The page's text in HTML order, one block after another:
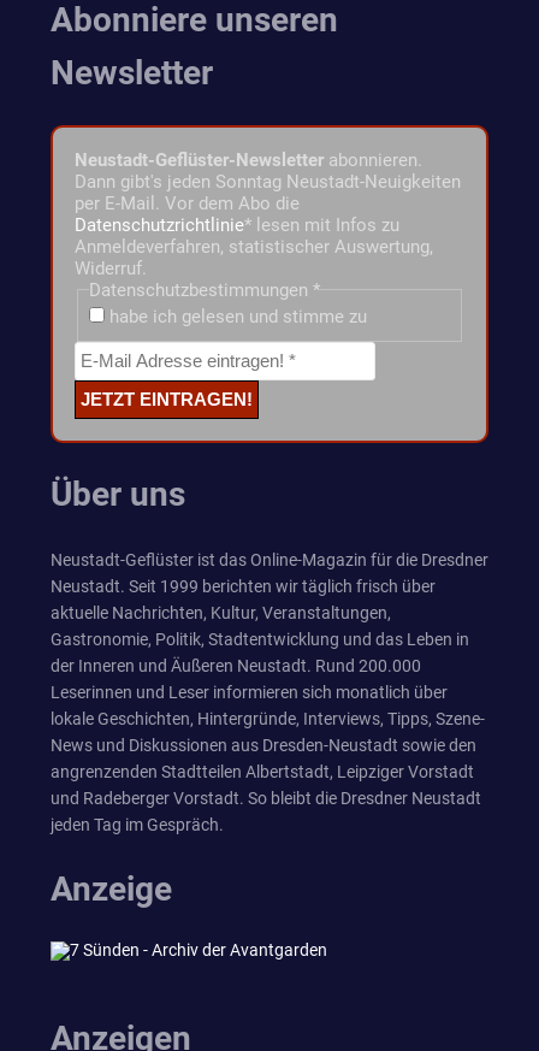
Abonniere unseren
Newsletter
Neustadt-Geflüster-Newsletter abonnieren.
Dann gibt's jeden Sonntag Neustadt-Neuigkeiten
per E-Mail. Vor dem Abo die
Datenschutzrichtlinie* lesen mit Infos zu
Anmeldeverfahren, statistischer Auswertung,
Widerruf.
Datenschutzbestimmungen *
habe ich gelesen und stimme zu
Über uns
Neustadt-Geflüster ist das Online-Magazin für die Dresdner
Neustadt. Seit 1999 berichten wir täglich frisch über
aktuelle Nachrichten, Kultur, Veranstaltungen,
Gastronomie, Politik, Stadtentwicklung und das Leben in
der Inneren und Äußeren Neustadt. Rund 200.000
Leserinnen und Leser informieren sich monatlich über
lokale Geschichten, Hintergründe, Interviews, Tipps, Szene-
News und Diskussionen aus Dresden-Neustadt sowie den
angrenzenden Stadtteilen Albertstadt, Leipziger Vorstadt
und Radeberger Vorstadt. So bleibt die Dresdner Neustadt
jeden Tag im Gespräch.
Anzeige
Anzeigen